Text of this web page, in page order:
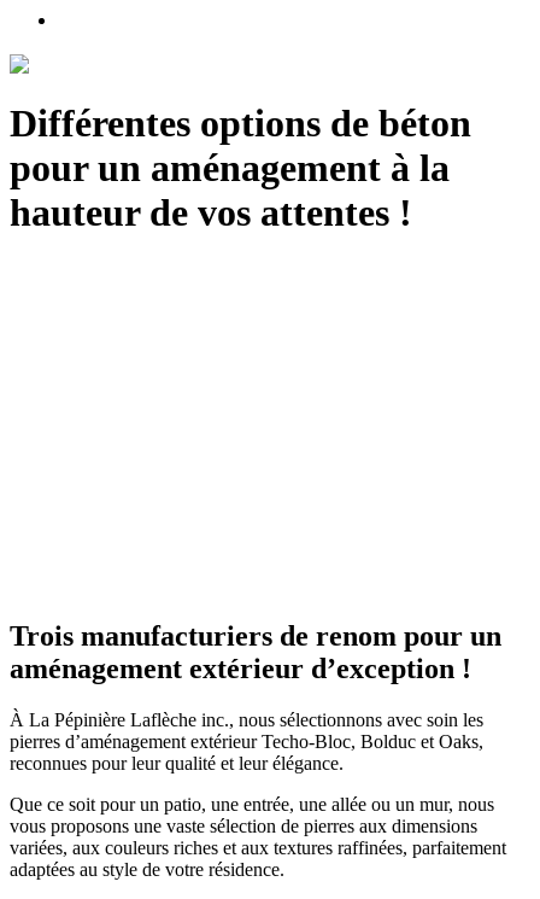
Différentes options de béton
pour un aménagement à la
hauteur de vos attentes !
Trois manufacturiers de renom pour un
aménagement extérieur d’exception !
À La Pépinière Laflèche inc., nous sélectionnons avec soin les
pierres d’aménagement extérieur Techo-Bloc, Bolduc et Oaks,
reconnues pour leur qualité et leur élégance.
Que ce soit pour un patio, une entrée, une allée ou un mur, nous
vous proposons une vaste sélection de pierres aux dimensions
variées, aux couleurs riches et aux textures raffinées, parfaitement
adaptées au style de votre résidence.